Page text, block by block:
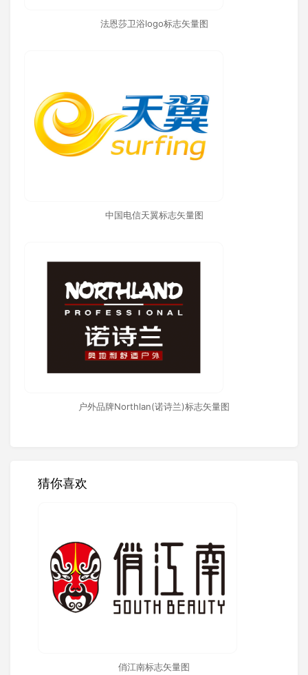
法恩莎卫浴logo标志矢量图
中国电信天翼标志矢量图
户外品牌Northlan(诺诗兰)标志矢量图
猜你喜欢
俏江南标志矢量图